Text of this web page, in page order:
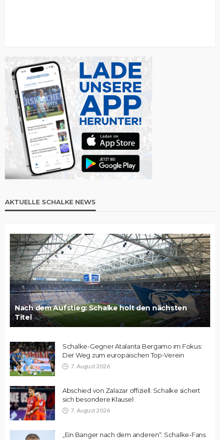
AKTUELLE SCHALKE NEWS
Nach dem Aufstieg: Schalke holt den nächsten
Titel
Schalke-Gegner Atalanta Bergamo im Fokus:
Der Weg zum europäischen Top-Verein
7. August 2026
Abschied von Zalazar offiziell: Schalke sichert
sich besondere Klausel
7. August 2026
„Ein Banger nach dem anderen“: Schalke-Fans